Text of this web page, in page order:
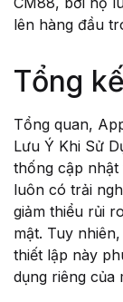
lên hàng đầu
Tổng
Tổng quan,
Lưu Ý Khi Sử
thống cập nhật
luôn có trải
giảm thiểu rủi
mật. Tuy
thiết lập này
dụng riêng của